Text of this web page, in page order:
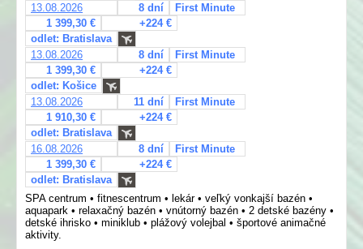
13.08.2026
8 dní
First Minute
1 399,30 €
+224 €
odlet: Bratislava
13.08.2026
8 dní
First Minute
1 399,30 €
+224 €
odlet: Košice
13.08.2026
11 dní
First Minute
1 910,30 €
+224 €
odlet: Bratislava
16.08.2026
8 dní
First Minute
1 399,30 €
+224 €
odlet: Bratislava
SPA centrum • fitnescentrum • lekár • veľký vonkajší bazén •
aquapark • relaxačný bazén • vnútorný bazén • 2 detské bazény •
detské ihrisko • miniklub • plážový volejbal • športové animačné
aktivity.